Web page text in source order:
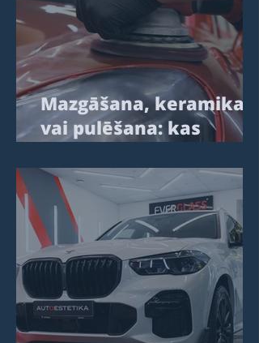
Mazgāšana, keramika
vai pulēšana: kas
automobiļa izskatu
ilgtermiņā